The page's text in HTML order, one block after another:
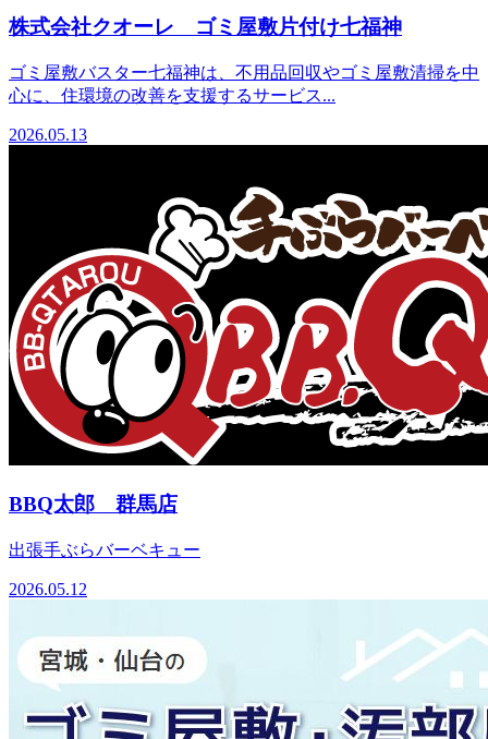
株式会社クオーレ ゴミ屋敷片付け七福神
ゴミ屋敷バスター七福神は、不用品回収やゴミ屋敷清掃を中
心に、住環境の改善を支援するサービス...
2026.05.13
BBQ太郎 群馬店
出張手ぶらバーベキュー
2026.05.12